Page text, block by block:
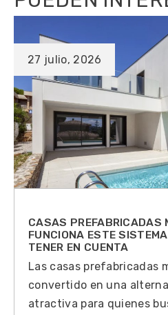
27 julio, 2026
CASAS PREFABRICADAS
FUNCIONA ESTE
TENER EN CUENTA
Las casas prefabricadas
convertido en una
atractiva para quienes